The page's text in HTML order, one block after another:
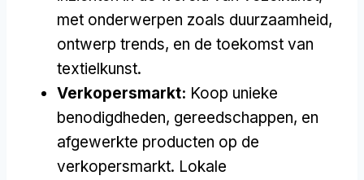
met onderwerpen zoals duurzaamheid,
ontwerp trends, en de toekomst van
textielkunst.
Verkopersmarkt: Koop unieke
benodigdheden, gereedschappen, en
afgewerkte producten op de
verkopersmarkt. Lokale